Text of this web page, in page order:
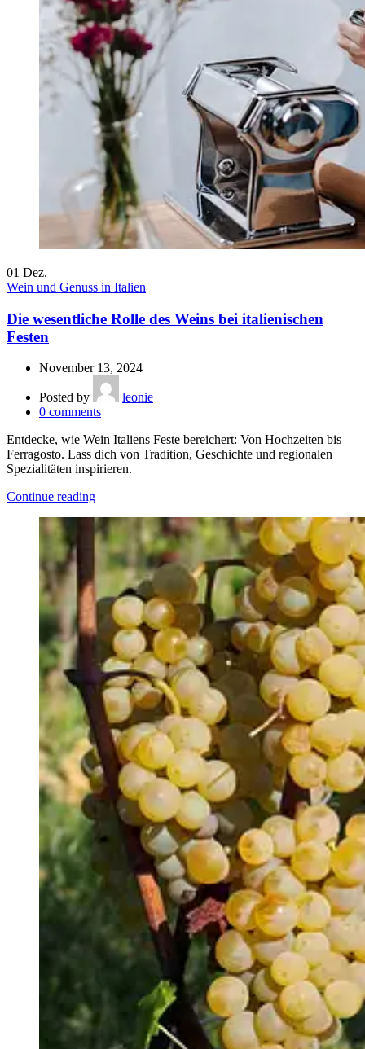
01 Dez.
Wein und Genuss in Italien
Die wesentliche Rolle des Weins bei italienischen
Festen
November 13, 2024
Posted by
leonie
0 comments
Entdecke, wie Wein Italiens Feste bereichert: Von Hochzeiten bis
Ferragosto. Lass dich von Tradition, Geschichte und regionalen
Spezialitäten inspirieren.
Continue reading